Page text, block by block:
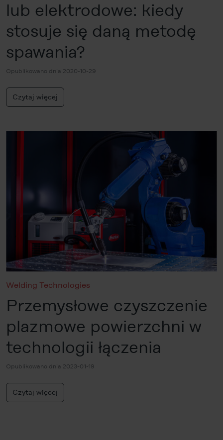
lub elektrodowe: kiedy
stosuje się daną metodę
spawania?
Opublikowano dnia 2020-10-29
Czytaj więcej
Welding Technologies
Przemysłowe czyszczenie
plazmowe powierzchni w
technologii łączenia
Opublikowano dnia 2023-01-19
Czytaj więcej